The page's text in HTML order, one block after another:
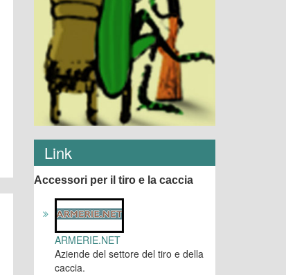
Link
Accessori per il tiro e la caccia
ARMERIE.NET
Aziende del settore del tiro e della
caccia.